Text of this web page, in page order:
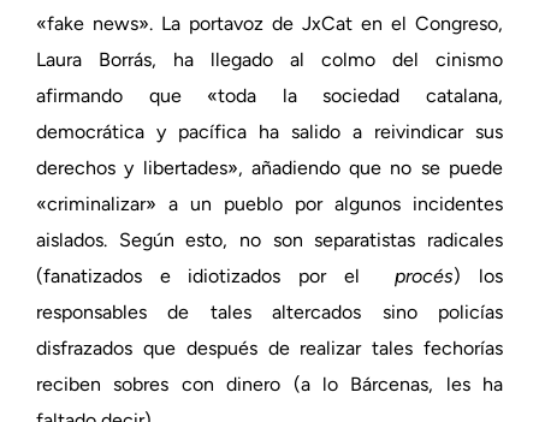
«fake news». La portavoz de JxCat en el Congreso,
Laura Borrás, ha llegado al colmo del cinismo
afirmando que «toda la sociedad catalana,
democrática y pacífica ha salido a reivindicar sus
derechos y libertades», añadiendo que no se puede
«criminalizar» a un pueblo por algunos incidentes
aislados. Según esto, no son separatistas radicales
(fanatizados e idiotizados por elprocés) los
responsables de tales altercados sino policías
disfrazados que después de realizar tales fechorías
reciben sobres con dinero (a lo Bárcenas, les ha